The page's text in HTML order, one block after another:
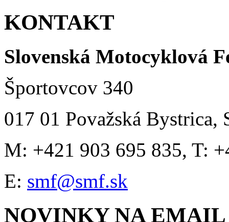
KONTAKT
Slovenská Motocyklová
Športovcov 340
017 01 Považská Bystrica,
M: +421 903 695 835, T:
E: smf@smf.sk
NOVINKY NA EMAIL